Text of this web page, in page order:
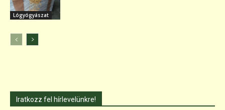
Lógyógyászat
Iratkozz fel hírlevelünkre!